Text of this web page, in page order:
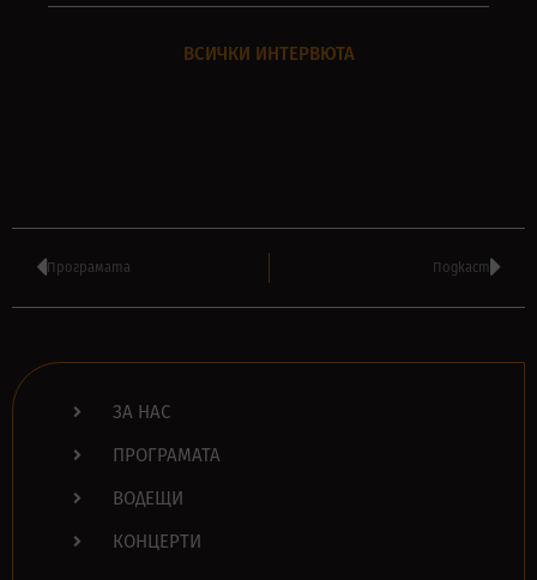
ВСИЧКИ ИНТЕРВЮТА
Програмата Подкаст
ЗА НАС
ПРОГРАМАТА
ВОДЕЩИ
КОНЦЕРТИ